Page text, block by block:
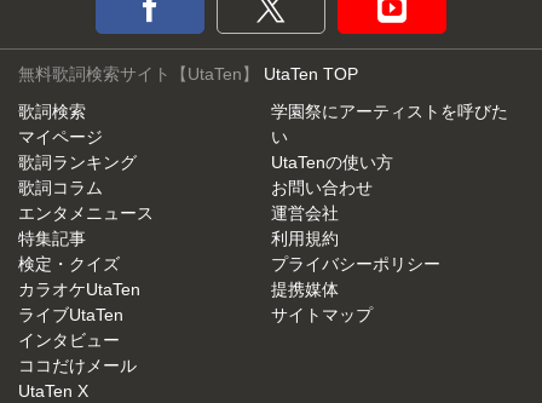
無料歌詞検索サイト【UtaTen】 UtaTen TOP
歌詞検索
マイページ
歌詞ランキング
歌詞コラム
エンタメニュース
特集記事
検定・クイズ
カラオケUtaTen
ライブUtaTen
インタビュー
ココだけメール
UtaTen X
学園祭にアーティストを呼びた
い
UtaTenの使い方
お問い合わせ
運営会社
利用規約
プライバシーポリシー
提携媒体
サイトマップ